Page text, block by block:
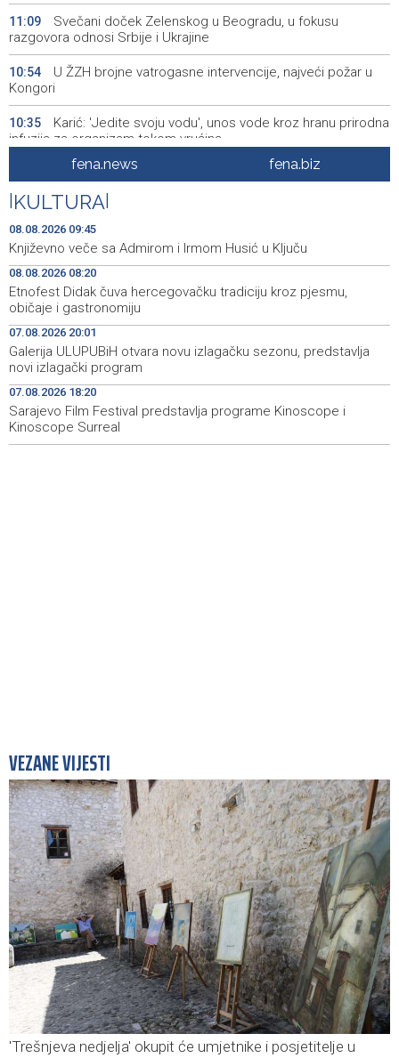
11:09
Svečani doček Zelenskog u Beogradu, u fokusu
razgovora odnosi Srbije i Ukrajine
10:54
U ŽZH brojne vatrogasne intervencije, najveći požar u
Kongori
10:35
Karić: 'Jedite svoju vodu', unos vode kroz hranu prirodna
infuzija za organizam tokom vrućina
Obustavljen saobraćaj na magistralnoj cesti Stolac-
Neum, kod mjesta Udora, zbog nezgode
10:08
Šešić: Teme koje obrađuju dokumentarci tiču se svih
nas izravno ili na neki drugi način
10:07
Stručnjaci - Uz nizak nivo količine vode u rijekama,
najveći problem netretirane komunalne otpadne vode
10:05
U BiH narednih dana sunčano i vruće, na jugu zemlje
10:01
Danas dva susreta nove sezone nogometne WWin lige
BiH
09:50
Jakšić: U četiri godine građanima USK-a vraćeno više od
25 miliona KM po osnovu pravosnažnih presuda
fena.news fena.biz
KULTURA
08.08.2026 09:45
Književno veče sa Admirom i Irmom Husić u Ključu
08.08.2026 08:20
Etnofest Didak čuva hercegovačku tradiciju kroz pjesmu,
običaje i gastronomiju
07.08.2026 20:01
Galerija ULUPUBiH otvara novu izlagačku sezonu, predstavlja
novi izlagački program
07.08.2026 18:20
Sarajevo Film Festival predstavlja programe Kinoscope i
Kinoscope Surreal
VEZANE VIJESTI
'Trešnjeva nedjelja' okupit će umjetnike i posjetitelje u